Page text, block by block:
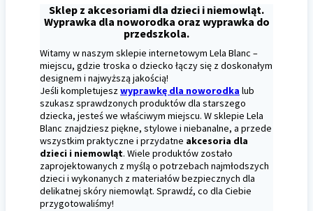
Sklep z akcesoriami dla dzieci i niemowląt.
Wyprawka dla noworodka oraz wyprawka do
przedszkola.
Witamy w naszym sklepie internetowym Lela Blanc –
miejscu, gdzie troska o dziecko łączy się z doskonałym
designem i najwyższą jakością!
Jeśli kompletujeszwyprawkę dla noworodka lub
szukasz sprawdzonych produktów dla starszego
dziecka, jesteś we właściwym miejscu. W sklepie Lela
Blanc znajdziesz piękne, stylowe i niebanalne, a przede
wszystkim praktyczne i przydatne akcesoria dla
dzieci i niemowląt. Wiele produktów zostało
zaprojektowanych z myślą o potrzebach najmłodszych
dzieci i wykonanych z materiałów bezpiecznych dla
delikatnej skóry niemowląt. Sprawdź, co dla Ciebie
przygotowaliśmy!